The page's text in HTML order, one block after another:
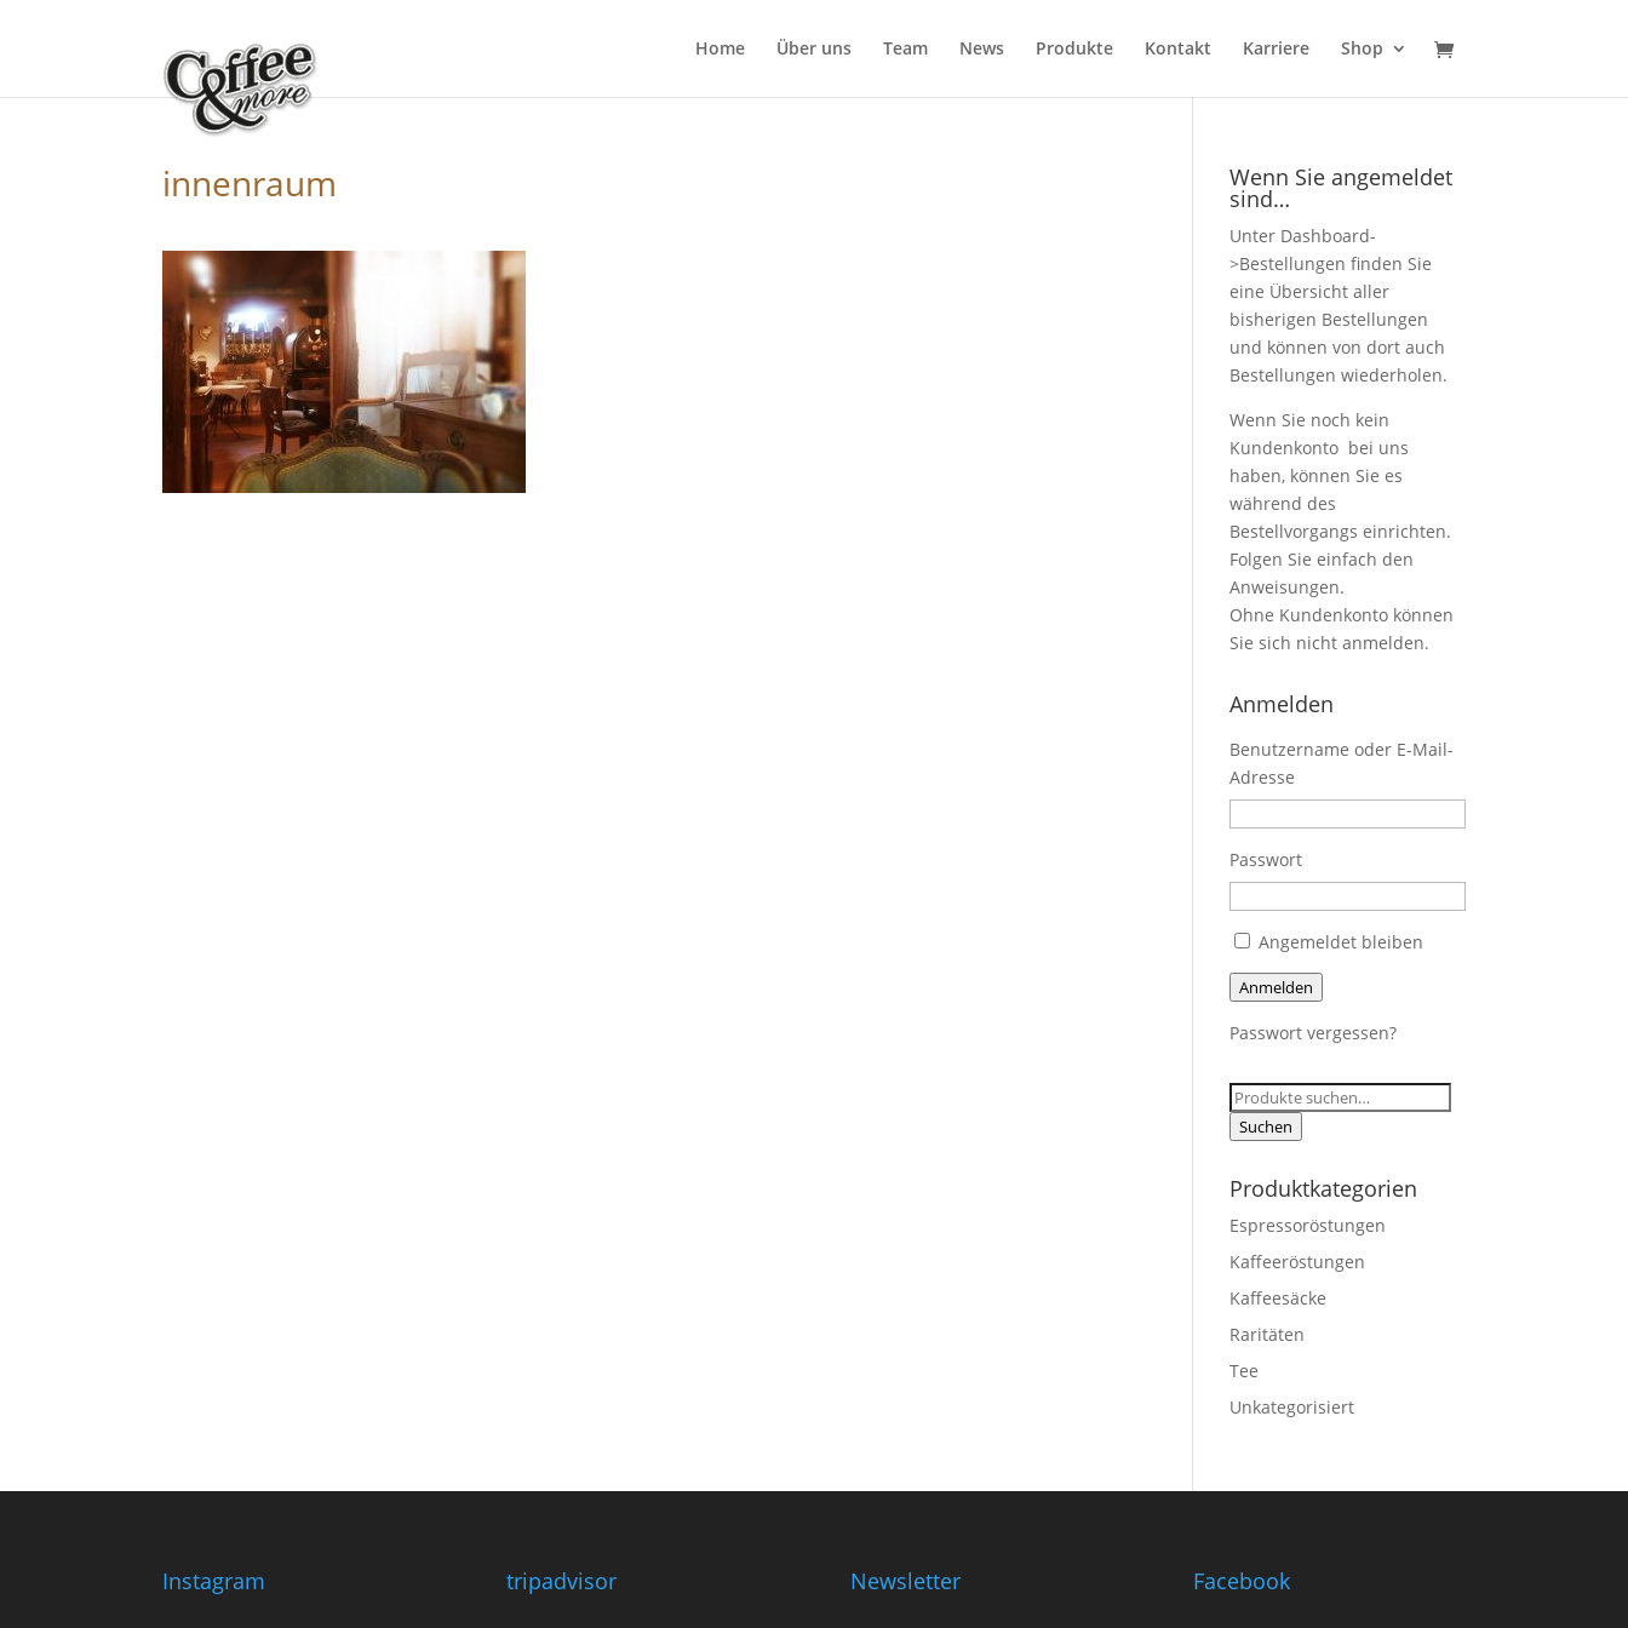
Home Über uns Team News Produkte Kontakt Karriere Shop
innenraum Wenn Sie angemeldet
sind…
Unter Dashboard-
>Bestellungen finden Sie
eine Übersicht aller
bisherigen Bestellungen
und können von dort auch
Bestellungen wiederholen.
Wenn Sie noch kein
Kundenkonto bei uns
haben, können Sie es
während des
Bestellvorgangs einrichten.
Folgen Sie einfach den
Anweisungen.
Ohne Kundenkonto können
Sie sich nicht anmelden.
Anmelden
Benutzername oder E-Mail-
Adresse
Passwort
Angemeldet bleiben
Anmelden
Passwort vergessen?
Suche
nach:
Suchen
Produktkategorien
Espressoröstungen
Kaffeeröstungen
Kaffeesäcke
Raritäten
Tee
Unkategorisiert
Instagram tripadvisor Newsletter Facebook